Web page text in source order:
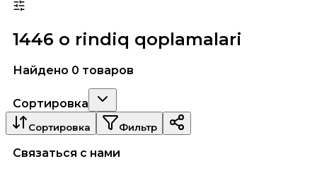
1446 o rindiq qoplamalari
Найдено 0 товаров
Сортировка
Сортировка Фильтр
Связаться с нами